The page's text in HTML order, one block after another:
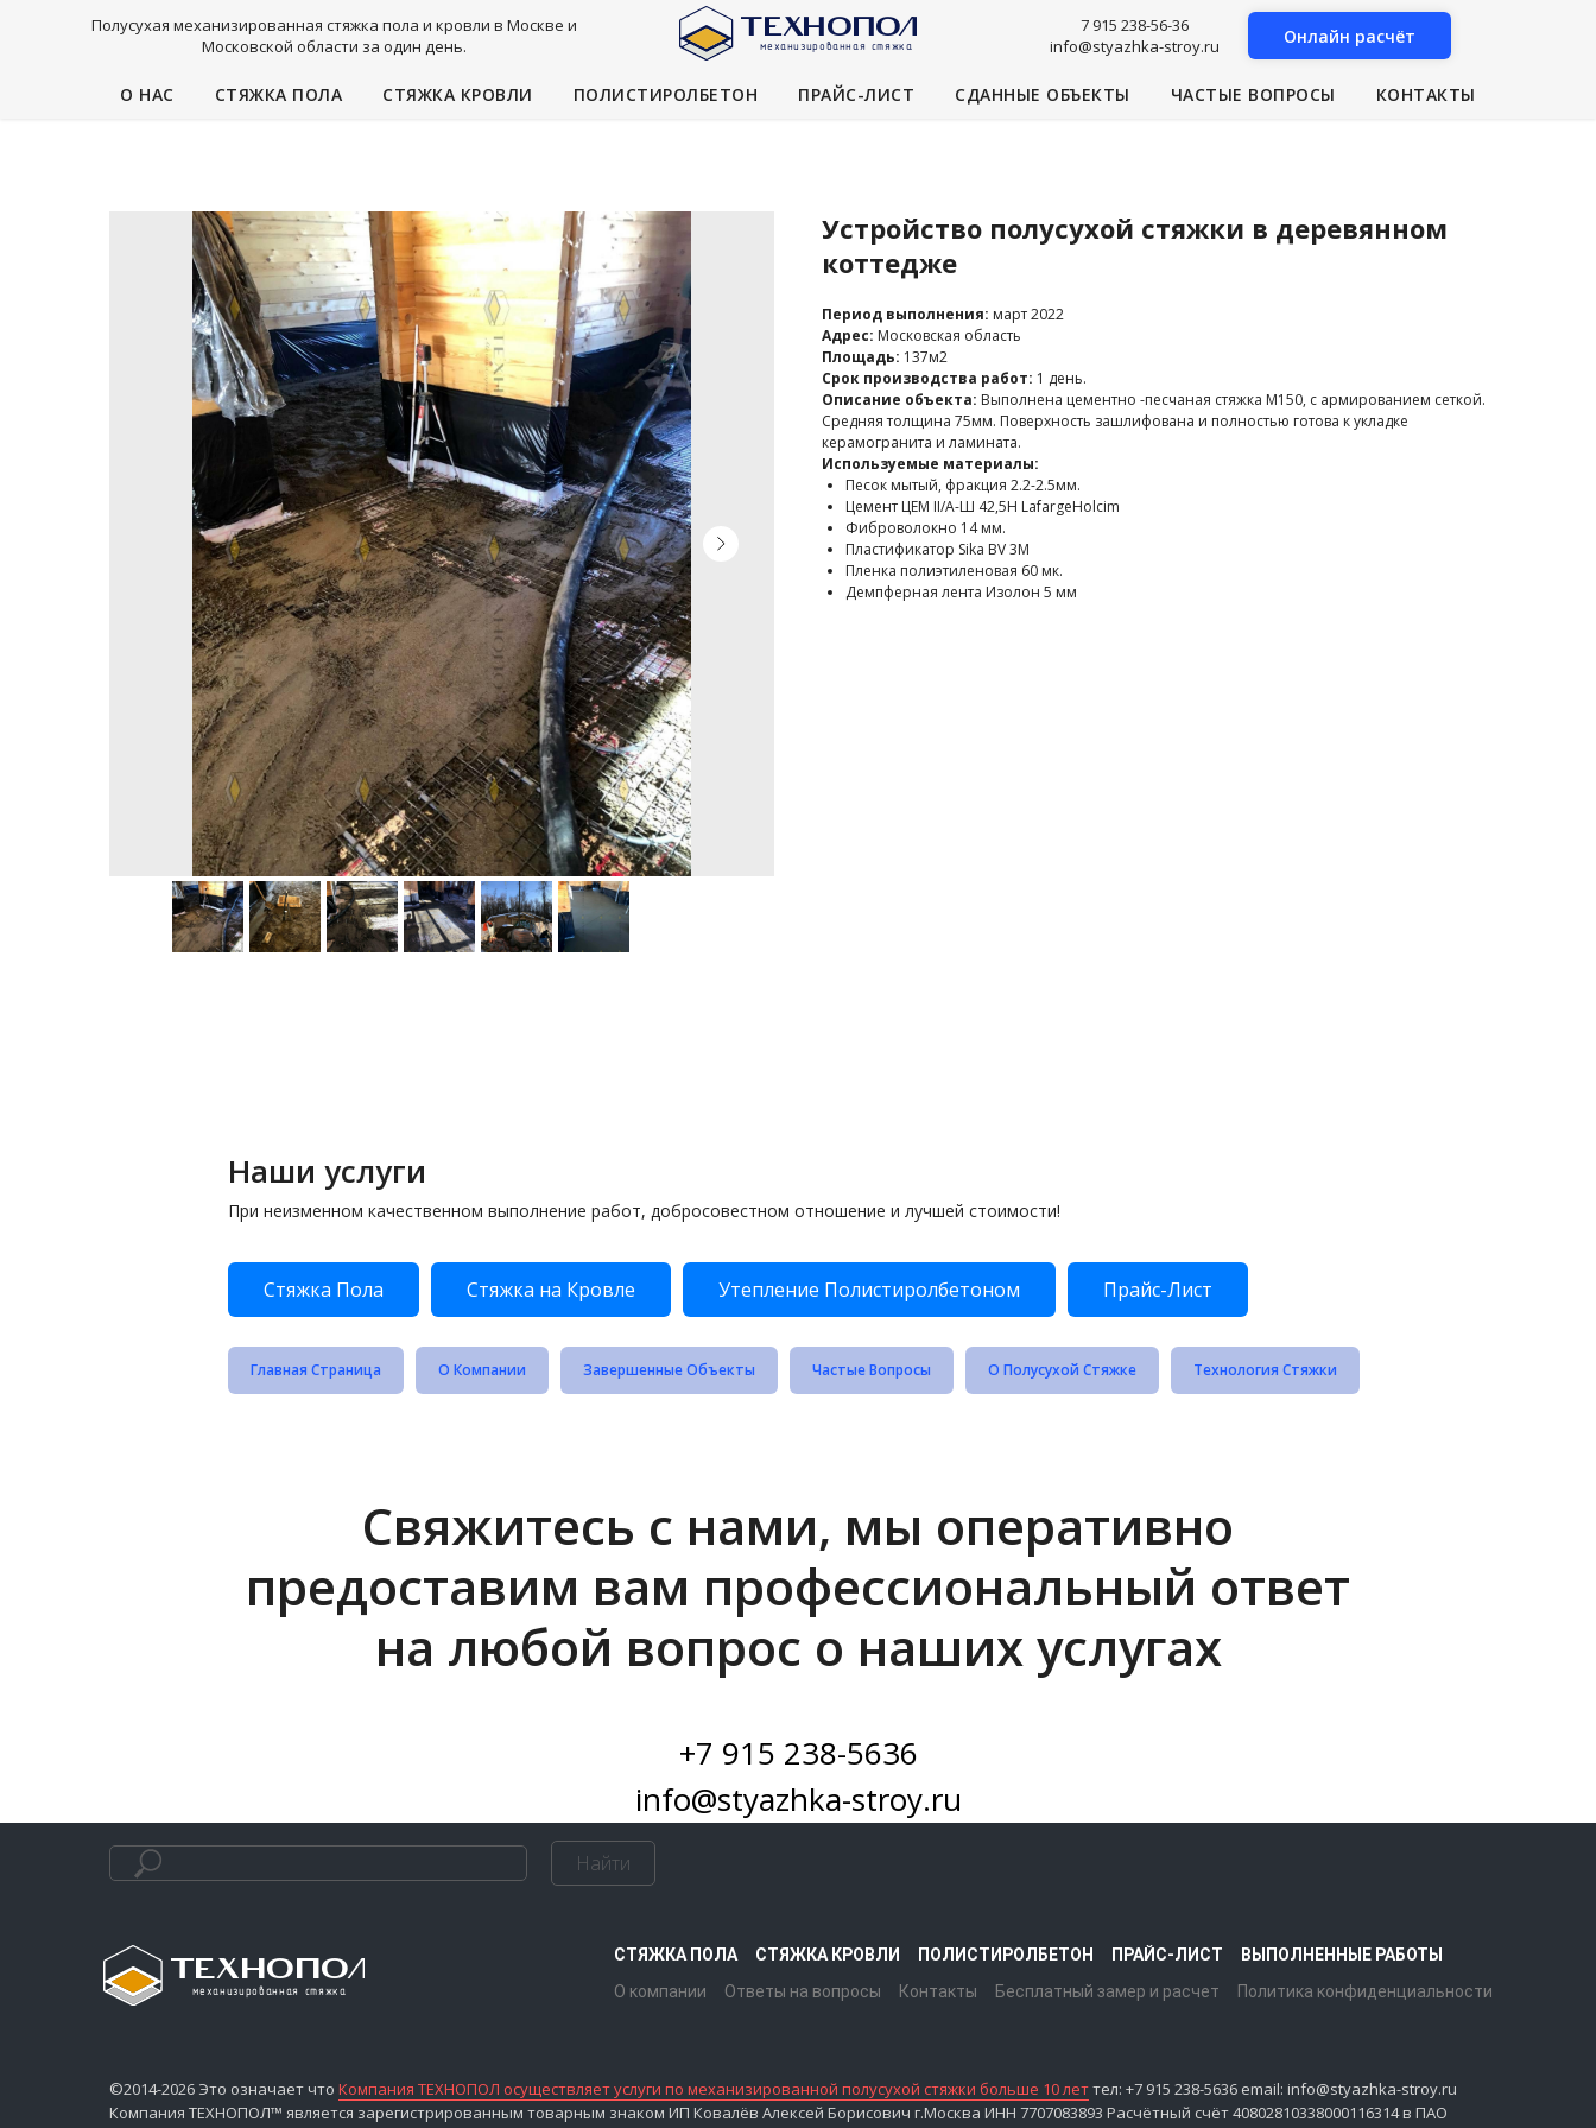
Полусухая механизированная стяжка пола и кровли в Москве и
Московской области за один день.
7 915 238-56-36
info@styazhka-stroy.ru
Онлайн расчёт
О НАС СТЯЖКА ПОЛА СТЯЖКА КРОВЛИ ПОЛИСТИРОЛБЕТОН ПРАЙС-ЛИСТ СДАННЫЕ ОБЪЕКТЫ ЧАСТЫЕ ВОПРОСЫ КОНТАКТЫ
Устройство полусухой стяжки в деревянном
коттедже
Период выполнения: март 2022
Адрес: Московская область
Площадь: 137м2
Срок производства работ: 1 день.
Описание объекта: Выполнена цементно -песчаная стяжка М150, с армированием сеткой.
Средняя толщина 75мм. Поверхность зашлифована и полностью готова к укладке
керамогранита и ламината.
Используемые материалы:
Песок мытый, фракция 2.2-2.5мм.
Цемент ЦЕМ II/A-Ш 42,5Н LafargeHolcim
Фиброволокно 14 мм.
Пластификатор Sika BV 3M
Пленка полиэтиленовая 60 мк.
Демпферная лента Изолон 5 мм
Наши услуги
При неизменном качественном выполнение работ, добросовестном отношение и лучшей стоимости!
Стяжка Пола Стяжка на Кровле Утепление Полистиролбетоном Прайс-Лист
Главная Страница О Компании Завершенные Объекты Частые Вопросы О Полусухой Стяжке Технология Стяжки
Свяжитесь с нами, мы оперативно
предоставим вам профессиональный ответ
на любой вопрос о наших услугах
+7 915 238-5636
info@styazhka-stroy.ru
Найти
СТЯЖКА ПОЛА СТЯЖКА КРОВЛИ ПОЛИСТИРОЛБЕТОН ПРАЙС-ЛИСТ
ВЫПОЛНЕННЫЕ РАБОТЫ
О компании
Ответы на вопросы Контакты Бесплатный замер и расчет Политика конфиденциальности
©2014-2026 Это означает что Компания ТЕХНОПОЛ осуществляет услуги по механизированной полусухой стяжки больше 10 леттел: +7 915 238-5636 email: info@styazhka-stroy.ru
Компания ТЕХНОПОЛ™ является зарегистрированным товарным знаком ИП Ковалёв Алексей Борисович г.Москва ИНН 7707083893 Расчётный счёт 40802810338000116314 в ПАО